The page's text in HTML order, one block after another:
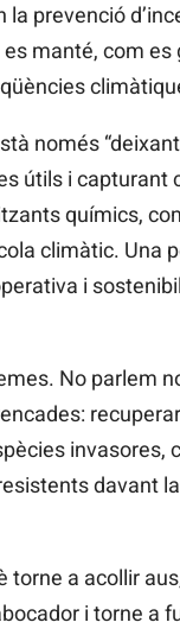
prevenció
manté, com es
només
útils i capturant
químics,
climàtic. Una
i
No parlem
invasores,
davant
torne a acollir
i torne a